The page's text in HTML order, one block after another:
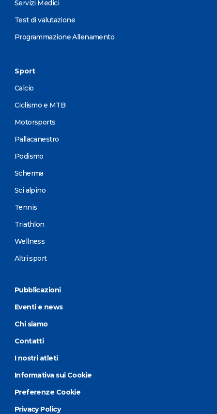
Servizi Medici
Test di valutazione
Programmazione Allenamento
Sport
Calcio
Ciclismo e MTB
Motorsports
Pallacanestro
Podismo
Scherma
Sci alpino
Tennis
Triathlon
Wellness
Altri sport
Pubblicazioni
Eventi e news
Chi siamo
Contatti
I nostri atleti
Informativa sui Cookie
Preferenze Cookie
Privacy Policy